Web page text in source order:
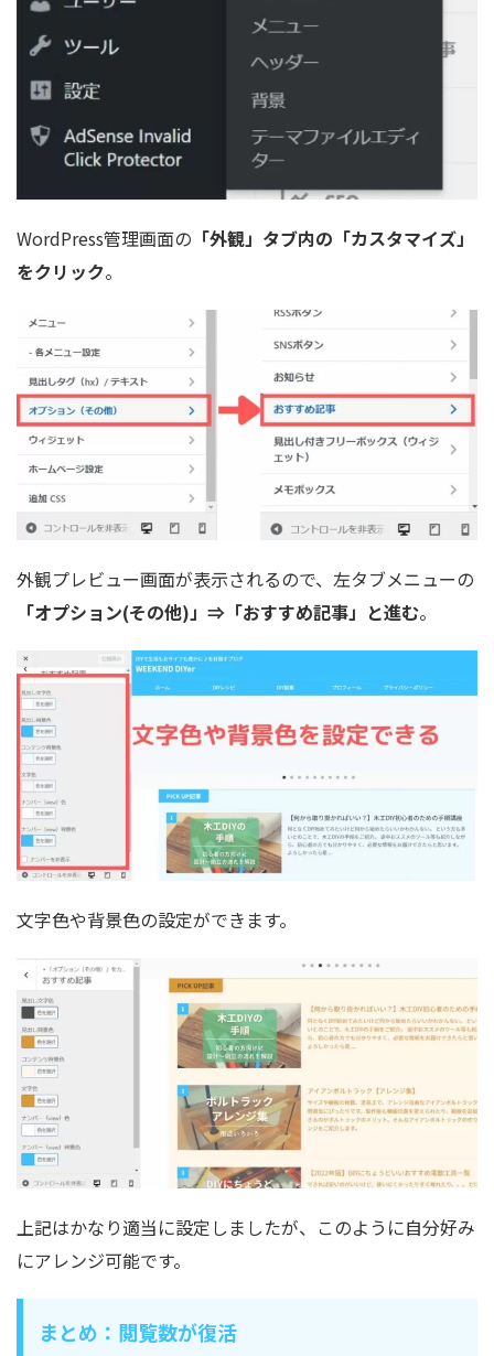
WordPress管理画面の 「外観」タブ内の「カスタマイズ」
をクリック。
外観プレビュー画面が表示されるので、左タブメニューの
「オプション(その他)」⇒「おすすめ記事」と進む。
文字色や背景色の設定ができます。
上記はかなり適当に設定しましたが、このように自分好み
にアレンジ可能です。
まとめ：閲覧数が復活